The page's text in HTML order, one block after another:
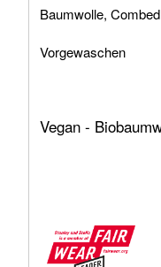
Baumwolle,
Vorgewaschen
Vegan -